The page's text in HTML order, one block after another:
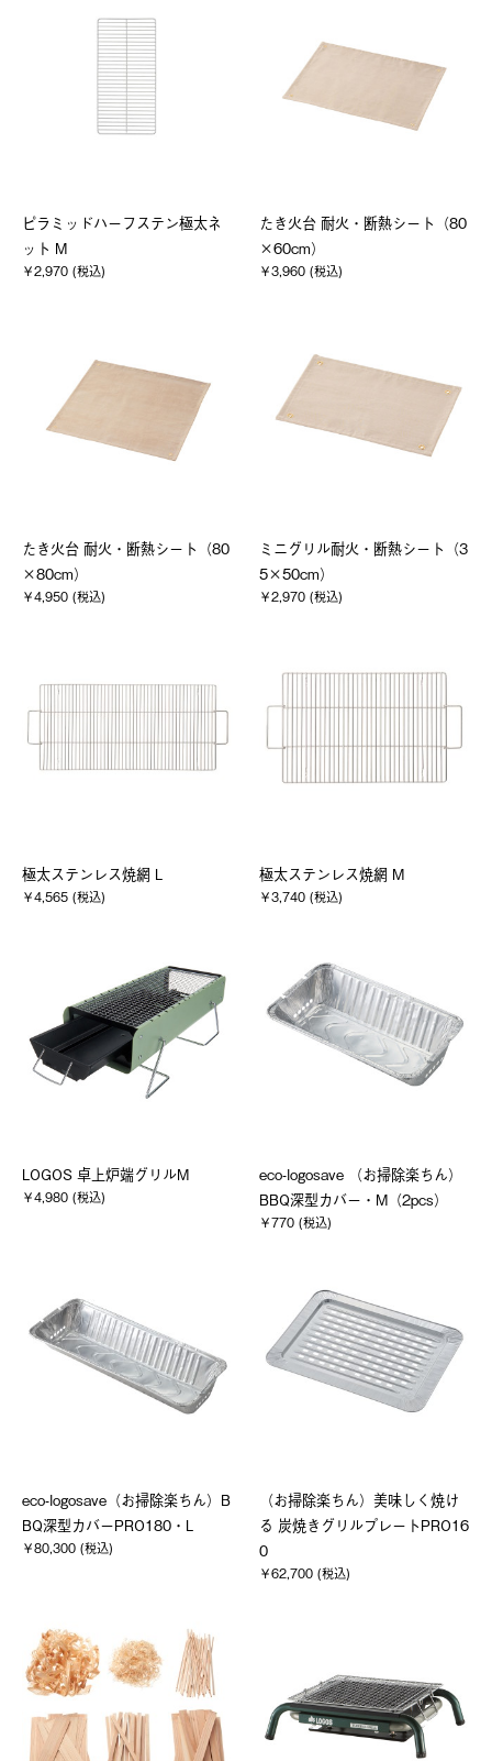
ピラミッドハーフステン極太ネ
ット M
￥2,970 (税込)
たき火台 耐火・断熱シート（80
×60cm）
￥3,960 (税込)
たき火台 耐火・断熱シート（80
×80cm）
￥4,950 (税込)
ミニグリル耐火・断熱シート（3
5×50cm）
￥2,970 (税込)
極太ステンレス焼網 L
￥4,565 (税込)
極太ステンレス焼網 M
￥3,740 (税込)
LOGOS 卓上炉端グリルM
￥4,980 (税込)
eco-logosave （お掃除楽ちん）
BBQ深型カバー・M（2pcs）
￥770 (税込)
eco-logosave（お掃除楽ちん）B
BQ深型カバーPRO180・L
￥80,300 (税込)
（お掃除楽ちん）美味しく焼け
る 炭焼きグリルプレートPRO16
0
￥62,700 (税込)